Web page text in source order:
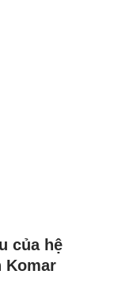
của hệ
Komar